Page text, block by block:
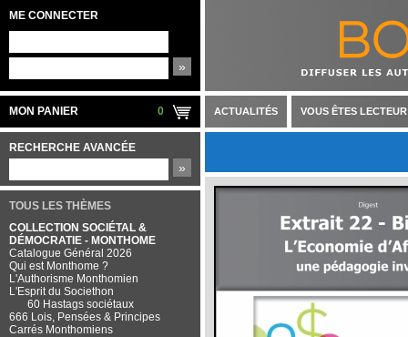
ME CONNECTER
»
MON PANIER 0
RECHERCHE AVANCÉE
»
TOUS LES THÈMES
COLLECTION SOCIÉTAL &
DÉMOCRATIE - MONTHOME
Catalogue Général 2026
Qui est Monthome ?
L'Authorisme Monthomien
L'Esprit du Societhon
60 Hastags sociétaux
666 Lois, Pensées & Principes
Carrés Monthomiens
ACTUALITÉS VOUS ÊTES LECTEUR